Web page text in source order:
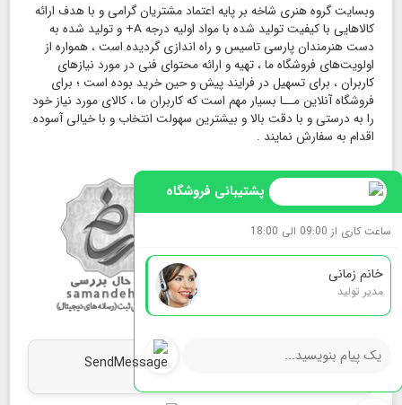
پشتیبانی فروشگاه
ساعت کاری از 09:00 الی 18:00
خانم زمانی
مدیر تولید
وبسایت گروه هنری شاخه بر پایه اعتماد مشتریان گرامی و با هدف ارائه
کالاهایی با کیفیت تولید شده با مواد اولیه درجه A+ و تولید شده به
دست هنرمندان پارسی تاسیس و راه اندازی گردیده است ، همواره از
اولویت‌های فروشگاه ما ، تهیه و ارائه محتوای فنی در مورد نیازهای
کاربران ، برای تسهیل در فرایند پیش و حین خرید بوده است ؛ برای
فروشگاه آنلاین مــا بسیار مهم است که کاربران ما ، کالای مورد نیاز خود
را به درستی و با دقت بالا و بیشترین سهولت انتخاب و با خیالی آسوده
اقدام به سفارش نمایند .
ما را روی نقشه بیابید